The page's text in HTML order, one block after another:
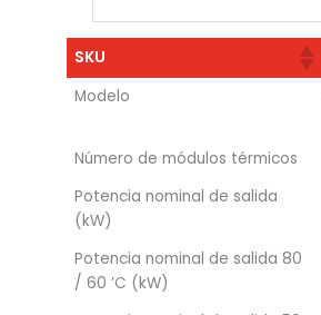
SKU
Modelo
Número de módulos térmicos
Potencia nominal de salida
(kW)
Potencia nominal de salida 80
/ 60 ’C (kW)